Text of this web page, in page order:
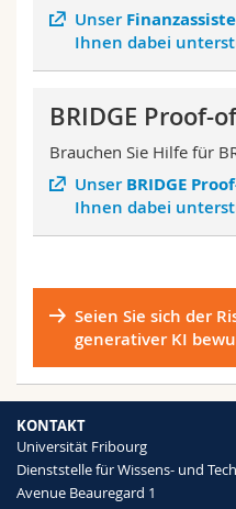
Unser
Ihnen dabei
BRIDGE Proof-
Brauchen Sie Hilfe für
UnserBRIDGE
Ihnen dabei
Seien Sie sich der
generativer KI
KONTAKT
Universität Fribourg
Dienststelle für Wissens- und
Avenue Beauregard 1